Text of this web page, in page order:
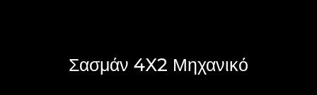
Σασμάν 4X2 Μηχανικό